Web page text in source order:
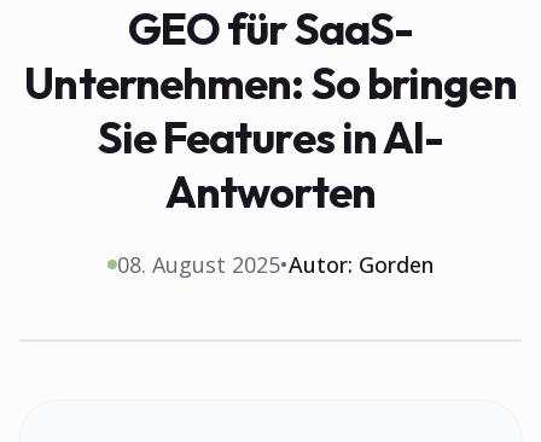
GEO für SaaS-
Unternehmen: So bringen
Sie Features in AI-
Antworten
08. August 2025•Autor: Gorden